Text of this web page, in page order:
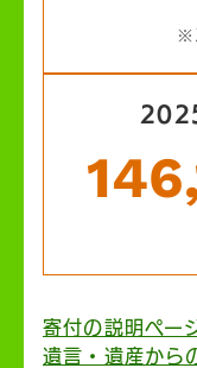
寄付の説明ペー
遺言・遺産から